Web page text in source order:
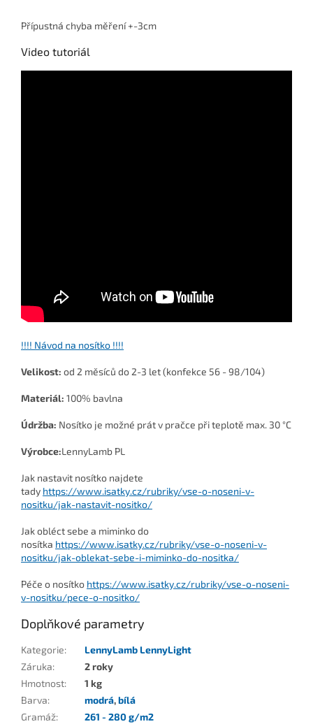
Přípustná chyba měření +-3cm
Video tutoriál
!!!! Návod na nosítko !!!!
Velikost: od 2 měsíců do 2-3 let (konfekce 56 - 98/104)
Materiál: 100% bavlna
Údržba: Nosítko je možné prát v pračce při teplotě max. 30 °C
Výrobce:LennyLamb PL
Jak nastavit nosítko najdete
tady https://www.isatky.cz/rubriky/vse-o-noseni-v-
nositku/jak-nastavit-nositko/
Jak obléct sebe a miminko do
nosítka https://www.isatky.cz/rubriky/vse-o-noseni-v-
nositku/jak-oblekat-sebe-i-miminko-do-nositka/
Péče o nosítko https://www.isatky.cz/rubriky/vse-o-noseni-
v-nositku/pece-o-nositko/
Doplňkové parametry
Kategorie:
LennyLamb LennyLight
Záruka:
2 roky
Hmotnost:
1 kg
Barva: modrá,bílá
Gramáž:
261 - 280 g/m2